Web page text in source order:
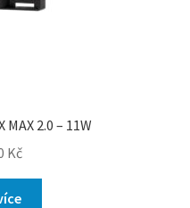
2.0 – 11W
Kč